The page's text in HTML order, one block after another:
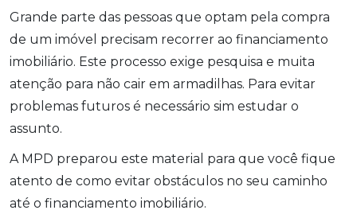
Grande parte das pessoas que optam pela compra
de um imóvel precisam recorrer ao financiamento
imobiliário. Este processo exige pesquisa e muita
atenção para não cair em armadilhas. Para evitar
problemas futuros é necessário sim estudar o
assunto.
A MPD preparou este material para que você fique
atento de como evitar obstáculos no seu caminho
até o financiamento imobiliário.